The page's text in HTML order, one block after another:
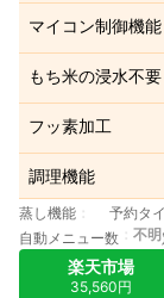
マイコン制御機能
もち米の浸水不要
フッ素加工
調理機能
蒸し機能 予約タ
自動メニュー数
不明
楽天市場
35,560円